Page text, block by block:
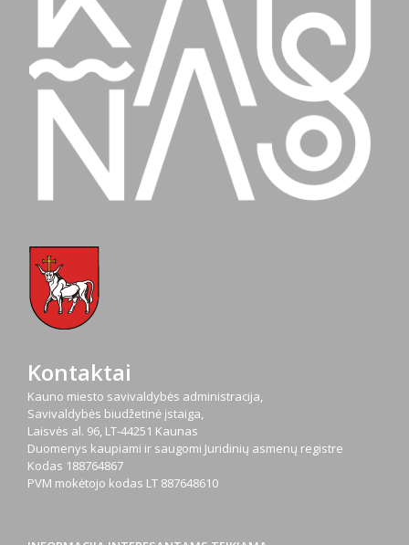
Kontaktai
Kauno miesto savivaldybės administracija,
Savivaldybės biudžetinė įstaiga,
Laisvės al. 96, LT-44251 Kaunas
Duomenys kaupiami ir saugomi Juridinių asmenų registre
Kodas 188764867
PVM mokėtojo kodas LT 887648610